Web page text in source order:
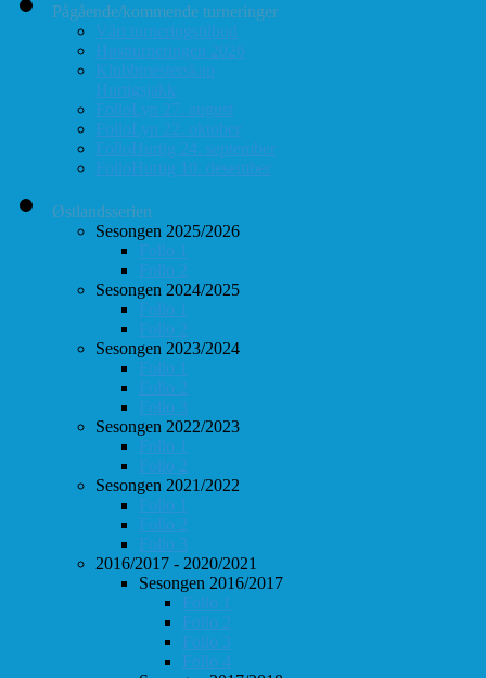
Pågående/kommende turneringer
Vårt turneringstilbud
Høstturneringen 2026
Klubbmesterskap
Hurtigsjakk
FolloLyn 27. august
FolloLyn 22. oktober
FolloHurtig 24. september
FolloHurtig 10. desember
Østlandsserien
Sesongen 2025/2026
Follo 1
Follo 2
Sesongen 2024/2025
Follo 1
Follo 2
Sesongen 2023/2024
Follo 1
Follo 2
Follo 3
Sesongen 2022/2023
Follo 1
Follo 2
Sesongen 2021/2022
Follo 1
Follo 2
Follo 3
2016/2017 - 2020/2021
Sesongen 2016/2017
Follo 1
Follo 2
Follo 3
Follo 4